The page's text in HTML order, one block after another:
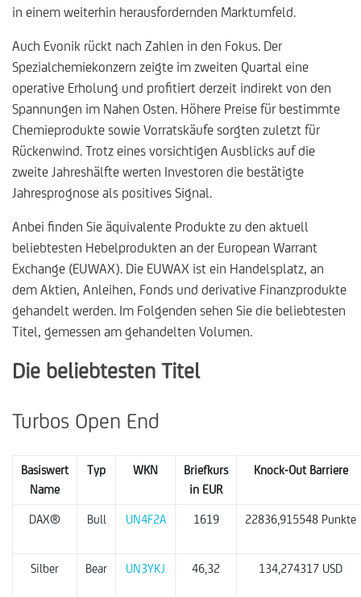
in einem weiterhin herausfordernden Marktumfeld.
Auch Evonik rückt nach Zahlen in den Fokus. Der
Spezialchemiekonzern zeigte im zweiten Quartal eine
operative Erholung und profitiert derzeit indirekt von den
Spannungen im Nahen Osten. Höhere Preise für bestimmte
Chemieprodukte sowie Vorratskäufe sorgten zuletzt für
Rückenwind. Trotz eines vorsichtigen Ausblicks auf die
zweite Jahreshälfte werten Investoren die bestätigte
Jahresprognose als positives Signal.
Anbei finden Sie äquivalente Produkte zu den aktuell
beliebtesten Hebelprodukten an der European Warrant
Exchange (EUWAX). Die EUWAX ist ein Handelsplatz, an
dem Aktien, Anleihen, Fonds und derivative Finanzprodukte
gehandelt werden. Im Folgenden sehen Sie die beliebtesten
Titel, gemessen am gehandelten Volumen.
Die beliebtesten Titel
Turbos Open End
Basiswert
Name
Typ WKN
Briefkurs
in EUR
Knock-Out Barriere
DAX® Bull UN4F2A 1619 22836,915548 Punkte
Silber Bear UN3YKJ 46,32 134,274317 USD